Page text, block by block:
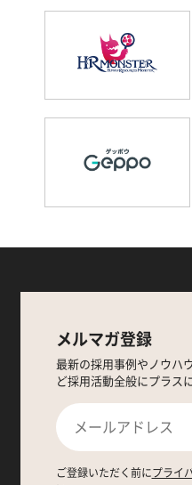
メルマガ登録
最新の採用事例やノウハ
ど採用活動全般にプラス
ご登録いただく前にプライ